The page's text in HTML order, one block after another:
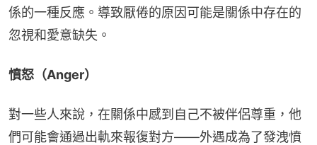
係的一種反應。導致厭倦的原因可能是關係中存在的
忽視和愛意缺失。
憤怒（Anger）
對一些人來說，在關係中感到自己不被伴侶尊重，他
們可能會通過出軌來報復對方——外遇成為了發洩憤